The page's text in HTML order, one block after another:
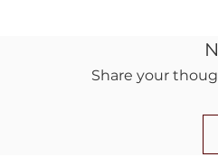
Share your